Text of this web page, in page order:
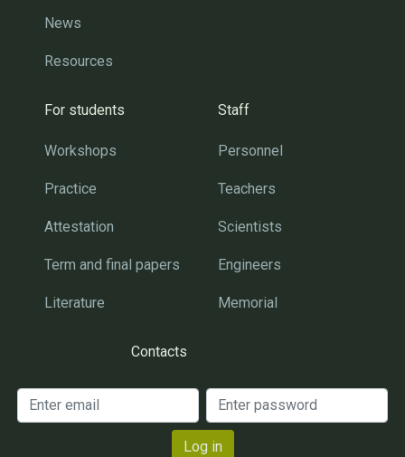
News
Resources
For students
Workshops
Practice
Attestation
Term and final papers
Literature
Staff
Personnel
Teachers
Scientists
Engineers
Memorial
Contacts
Log in